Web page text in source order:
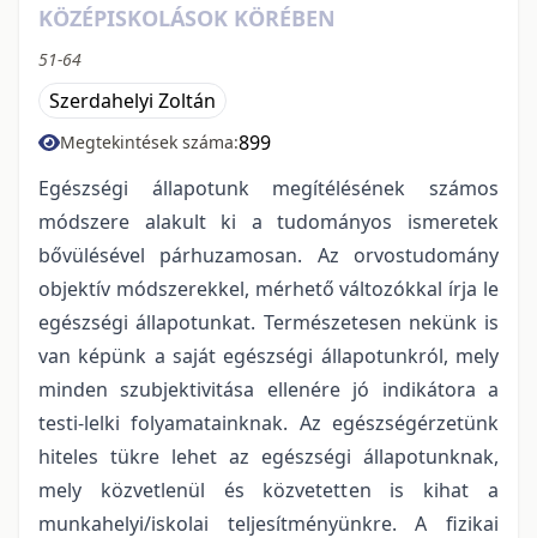
KÖZÉPISKOLÁSOK KÖRÉBEN
51-64
Szerdahelyi Zoltán
Megtekintések száma:899
Egészségi állapotunk megítélésének számos
módszere alakult ki a tudományos ismeretek
bővülésével párhuzamosan. Az orvostudomány
objektív módszerekkel, mérhető változókkal írja le
egészségi állapotunkat. Természetesen nekünk is
van képünk a saját egészségi állapotunkról, mely
minden szubjektivitása ellenére jó indikátora a
testi-lelki folyamatainknak. Az egészségérzetünk
hiteles tükre lehet az egészségi állapotunknak,
mely közvetlenül és közvetetten is kihat a
munkahelyi/iskolai teljesítményünkre. A fizikai